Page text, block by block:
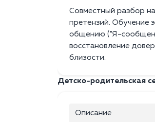
Совместный разбор
претензий. Обучение
общению ("Я-
восстановление
близости.
Детско-родительская
Описание